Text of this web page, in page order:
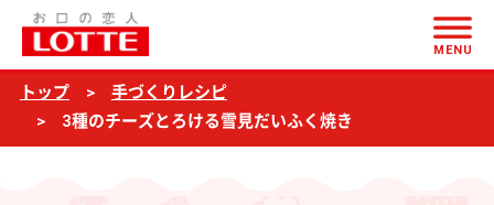
種
の
チ
MENU
トップ
手づくりレシピ
3種のチーズとろける雪見だいふく焼き